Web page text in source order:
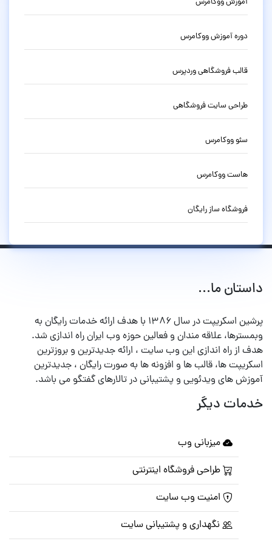
دوره آموزش ووکامرس
قالب فروشگاهی وردپرس
طراحی سایت فروشگاهی
سئو ووکامرس
هاست ووکامرس
فروشگاه ساز رایگان
داستان ما...
پرشین اسکریپت در سال ۱۳۸۶ با هدف ارائه خدمات رایگان به
وبمسترها، علاقه مندان و فعالین حوزه وب ایران راه اندازی شد.
هدف از راه اندازی این وب سایت ، ارائه جدیدترین و بروزترین
اسکریپت ها، قالب ها و افزونه ها به صورت رایگان ، جدیدترین
آموزش های ویدئویی و پشتیبانی در تالارهای گفتگو می باشد.
خدمات دیگر
میزبانی وب
طراحی فروشگاه اینترنتی
امنیت وب سایت
نگهداری و پشتیبانی سایت